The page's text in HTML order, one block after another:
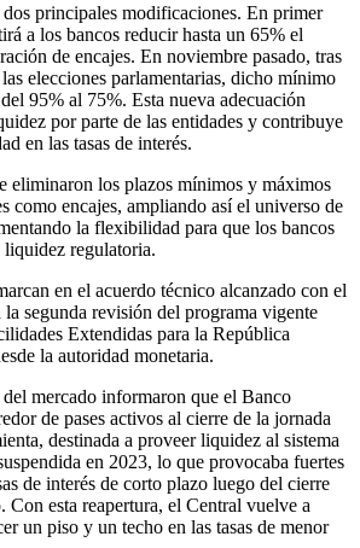
principales modificaciones. En primer
a los bancos reducir hasta un 65% el
de encajes. En noviembre pasado, tras
elecciones parlamentarias, dicho mínimo
95% al 75%. Esta nueva adecuación
por parte de las entidades y contribuye
en las tasas de interés.
eliminaron los plazos mínimos y máximos
como encajes, ampliando así el universo de
la flexibilidad para que los bancos
regulatoria.
en el acuerdo técnico alcanzado con el
segunda revisión del programa vigente
Extendidas para la República
la autoridad monetaria.
del mercado informaron que el Banco
de pases activos al cierre de la jornada
destinada a proveer liquidez al sistema
en 2023, lo que provocaba fuertes
de interés de corto plazo luego del cierre
Con esta reapertura, el Central vuelve a
un piso y un techo en las tasas de menor